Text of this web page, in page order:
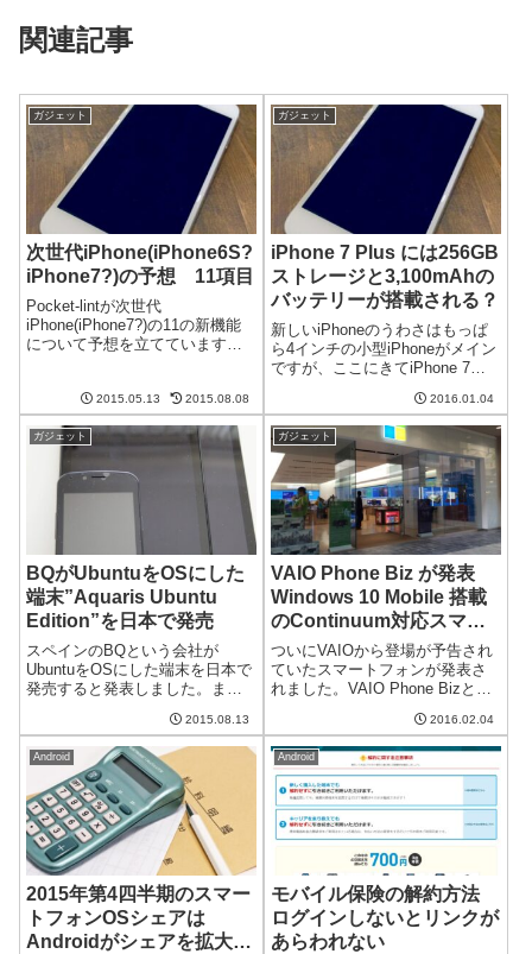
関連記事
ガジェット
次世代iPhone(iPhone6S?
iPhone7?)の予想 11項目
Pocket-lintが次世代
iPhone(iPhone7?)の11の新機能
について予想を立てています。
タッチパネルが目玉？それによ
ると、以下の11項目が新機能と
なる予想だそうです。圧...
2015.05.13 2015.08.08
ガジェット
iPhone 7 Plus には256GB
ストレージと3,100mAhの
バッテリーが搭載される？
新しいiPhoneのうわさはもっぱ
ら4インチの小型iPhoneがメイン
ですが、ここにきてiPhone 7
ストレージ容量とバッテリー容
量をともにiPhone 6 Plusよりも
増量してくるそうです。スペッ
クの...
2016.01.04
ガジェット
BQがUbuntuをOSにした
端末”Aquaris Ubuntu
Edition”を日本で発売
スペインのBQという会社が
UbuntuをOSにした端末を日本で
発売すると発表しました。また1
れますね。Aquaris Ubuntu
Editionとして4.5型と5型の2つの
端末を発売今回BQが発表したの
はとAq...
2015.08.13
ガジェット
VAIO Phone Biz が発表
Windows 10 Mobile 搭載
のContinuum対応スマー
トフォン
ついにVAIOから登場が予告され
ていたスマートフォンが発表さ
れました。VAIO Phone Bizと呼
ジネス向けに最適な機能を搭載
しているそうです。5.5インチデ
ィスプレイとSnapdragon 617搭
載のスマ...
2016.02.04
Android
2015年第4四半期のスマー
トフォンOSシェアは
Androidがシェアを拡大し
Android
モバイル保険の解約方法
ログインしないとリンクが
あらわれない